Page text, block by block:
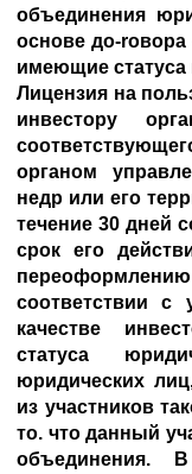
объединения
основе до-roвоpa
имеющие статуса
Лицензия на
инвестору
органом
недр или его
течение 30 дней
срок его
соответствии с
качестве
статуса
юридических
из участников
то. что данный
объединения.